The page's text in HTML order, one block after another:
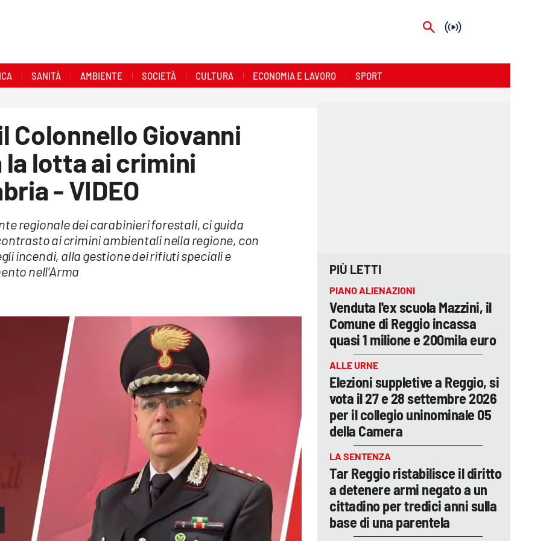
SANITÀ AMBIENTE SOCIETÀ CULTURA ECONOMIA E LAVORO SPORT
Colonnello Giovanni
lotta ai crimini
- VIDEO
regionale dei carabinieri forestali, ci guida
ai crimini ambientali nella regione, con
incendi, alla gestione dei rifiuti speciali e
nell’Arma
PIÙ LETTI
PIANO ALIENAZIONI
Venduta l'ex scuola Mazzini, il
Comune di Reggio incassa
quasi 1 milione e 200mila euro
ALLE URNE
Elezioni suppletive a Reggio, si
vota il 27 e 28 settembre 2026
per il collegio uninominale 05
della Camera
LA SENTENZA
Tar Reggio ristabilisce il diritto
a detenere armi negato a un
cittadino per tredici anni sulla
base di una parentela